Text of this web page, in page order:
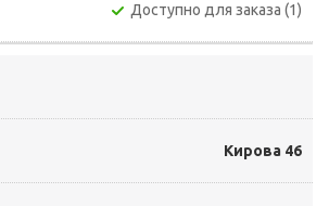
Доступно для заказа (1)
Кирова 46